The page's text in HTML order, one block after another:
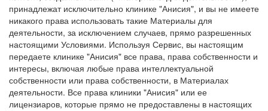
принадлежат исключительно клинике "Анисия", и вы не имеете
никакого права использовать такие Материалы для
деятельности, за исключением случаев, прямо разрешенных
настоящими Условиями. Используя Сервис, вы настоящим
передаете клинике "Анисия" все права, права собственности и
интересы, включая любые права интеллектуальной
собственности или права собственности, в Материалах
деятельности. Все права клиники "Анисия" или ее
лицензиаров, которые прямо не предоставлены в настоящих